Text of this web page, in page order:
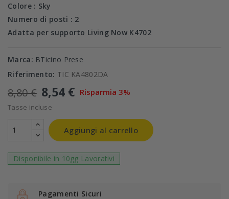
Colore : Sky
Numero di posti : 2
Adatta per supporto Living Now K4702
Marca: BTicino Prese
Riferimento: TIC KA4802DA
8,80 € 8,54 € Risparmia 3%
Tasse incluse
Aggiungi al carrello
Disponibile in 10gg Lavorativi
Pagamenti Sicuri